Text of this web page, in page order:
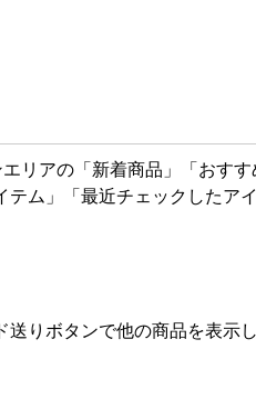
リアの「新着商品」「おす
ム」「最近チェックしたア
りボタンで他の商品を表示